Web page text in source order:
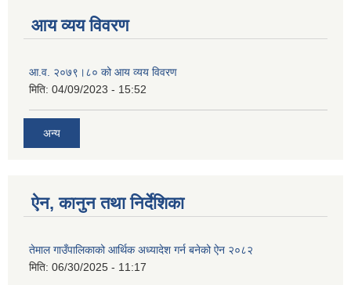
आय व्यय विवरण
आ.व. २०७९।८० को आय व्यय विवरण
मिति: 04/09/2023 - 15:52
अन्य
ऐन, कानुन तथा निर्देशिका
तेमाल गाउँपालिकाको आर्थिक अध्यादेश गर्न बनेको ऐन २०८२
मिति: 06/30/2025 - 11:17